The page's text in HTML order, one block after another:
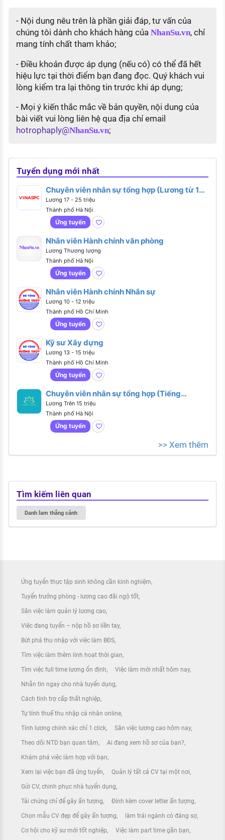
- Nội dung nêu trên là phần giải đáp, tư vấn của
chúng tôi dành cho khách hàng của NhanSu.vn, chỉ
mang tính chất tham khảo;
- Điều khoản được áp dụng (nếu có) có thể đã hết
hiệu lực tại thời điểm bạn đang đọc. Quý khách vui
lòng kiểm tra lại thông tin trước khi áp dụng;
- Mọi ý kiến thắc mắc về bản quyền, nội dung của
bài viết vui lòng liên hệ qua địa chỉ email
hotrophaply@NhanSu.vn;
Tuyển dụng mới nhất
Chuyên viên nhân sự tổng hợp (Lương từ 17 -
25 triệu)
Lương 17 - 25 triệu
Thành phố Hà Nội
Ứng tuyển
Nhân viên Hành chính văn phòng
Lương Thương lượng
Thành phố Hà Nội
Ứng tuyển
Nhân viên Hành chính Nhân sự
Lương 10 - 12 triệu
Thành phố Hồ Chí Minh
Ứng tuyển
Kỹ sư Xây dựng
Lương 13 - 15 triệu
Thành phố Hồ Chí Minh
Ứng tuyển
Chuyên viên nhân sự tổng hợp (Tiếng
Anh giao tiếp)
Lương Trên 15 triệu
Thành phố Hà Nội
Ứng tuyển
>> Xem thêm
Tìm kiếm liên quan
Danh lam thắng cảnh
Ứng tuyển thực tập sinh không cần kinh nghiệm
Tuyển trưởng phòng - lương cao đãi ngộ tốt
Săn việc làm quản lý lương cao
Việc đang tuyển – nộp hồ sơ liền tay
Bứt phá thu nhập với việc làm BĐS
Tìm việc làm thêm linh hoạt thời gian
Tìm việc full time lương ổn định Việc làm mới nhất hôm nay
Nhắn tin ngay cho nhà tuyển dụng
Cách tính trợ cấp thất nghiệp
Tự tính thuế thu nhập cá nhân online
Tính lương chính xác chỉ 1 click Săn việc lương cao hôm nay
Theo dõi NTD bạn quan tâm Ai đang xem hồ sơ của bạn?
Khám phá việc làm hợp với bạn
Xem lại việc bạn đã ứng tuyển Quản lý tất cả CV tại một nơi
Gửi CV, chinh phục nhà tuyển dụng
Tải chứng chỉ để gây ấn tượng Đính kèm cover letter ấn tượng
Chọn mẫu CV đẹp để gây ấn tượng làm trái ngành có đáng sợ
Cơ hội cho kỹ sư mới tốt nghiệp Việc làm part time gần bạn